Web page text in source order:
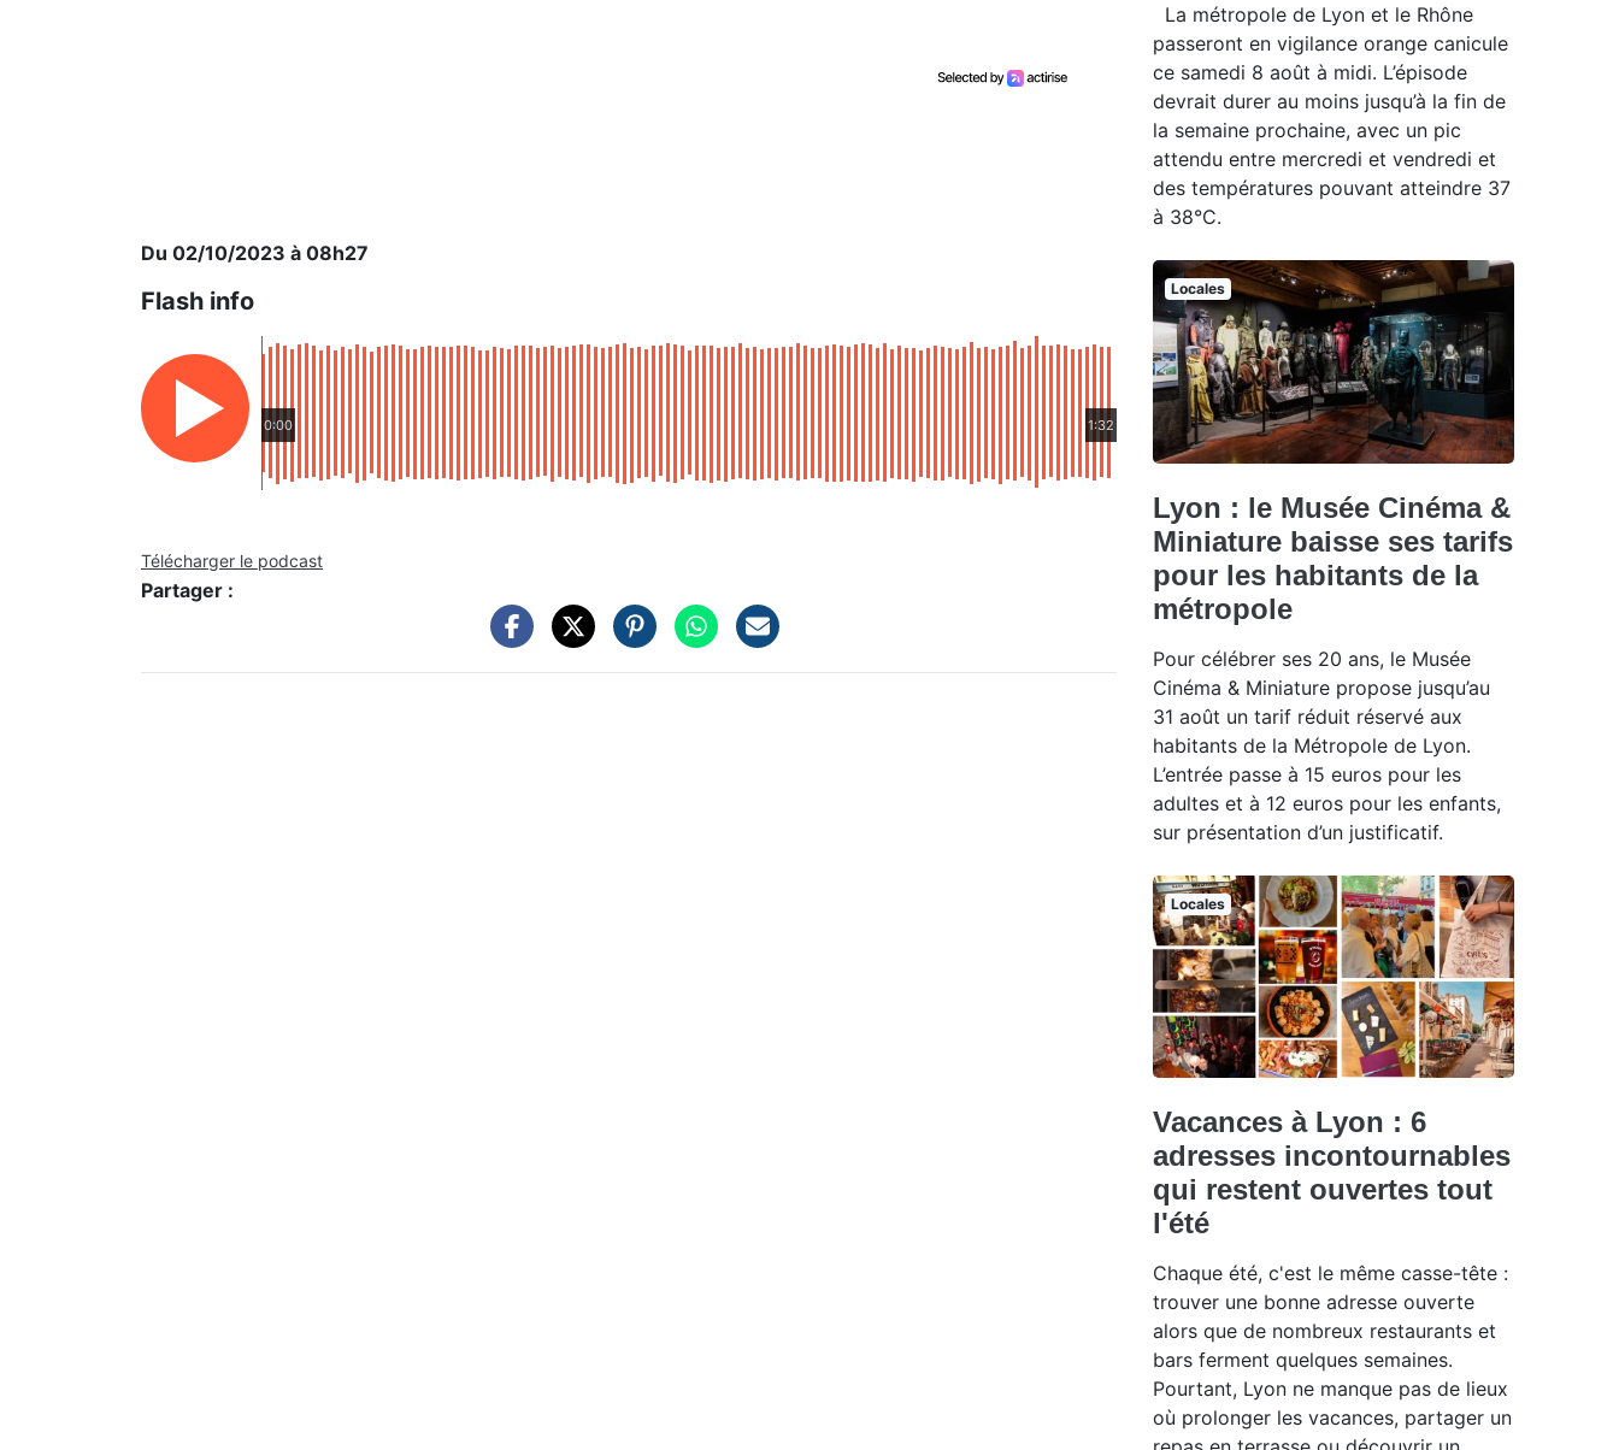
Du 02/10/2023 à 08h27
Flash info
0:00 1:32
Télécharger le podcast
Partager :
La métropole de Lyon et le Rhône
passeront en vigilance orange canicule
ce samedi 8 août à midi. L’épisode
devrait durer au moins jusqu’à la fin de
la semaine prochaine, avec un pic
attendu entre mercredi et vendredi et
des températures pouvant atteindre 37
à 38°C.
Locales
Lyon : le Musée Cinéma &
Miniature baisse ses tarifs
pour les habitants de la
métropole
Pour célébrer ses 20 ans, le Musée
Cinéma & Miniature propose jusqu’au
31 août un tarif réduit réservé aux
habitants de la Métropole de Lyon.
L’entrée passe à 15 euros pour les
adultes et à 12 euros pour les enfants,
sur présentation d’un justificatif.
Locales
Vacances à Lyon : 6
adresses incontournables
qui restent ouvertes tout
l'été
Chaque été, c'est le même casse-tête :
trouver une bonne adresse ouverte
alors que de nombreux restaurants et
bars ferment quelques semaines.
Pourtant, Lyon ne manque pas de lieux
où prolonger les vacances, partager un